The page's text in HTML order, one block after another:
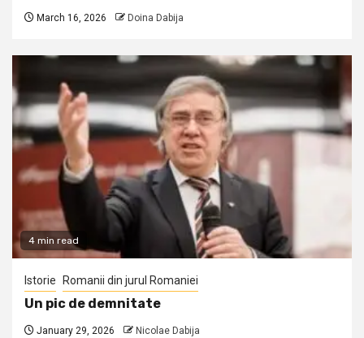
March 16, 2026 Doina Dabija
4 min read
Istorie Romanii din jurul Romaniei
Un pic de demnitate
January 29, 2026 Nicolae Dabija